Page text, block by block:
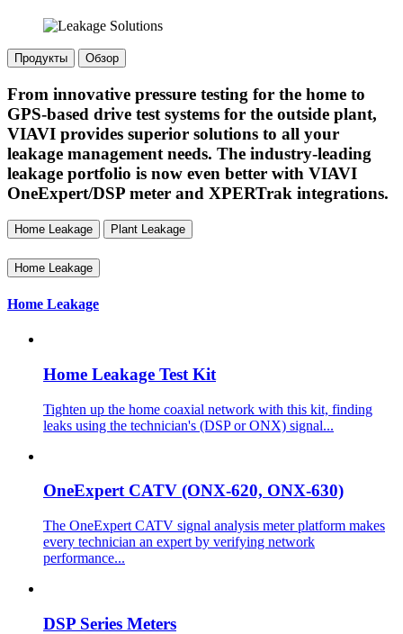
Продукты Обзор
From innovative pressure testing for the home to
GPS-based drive test systems for the outside plant,
VIAVI provides superior solutions to all your
leakage management needs. The industry-leading
leakage portfolio is now even better with VIAVI
OneExpert/DSP meter and XPERTrak integrations.
Home Leakage Plant Leakage
Home Leakage
Home Leakage
Home Leakage Test Kit
Tighten up the home coaxial network with this kit, finding
leaks using the technician's (DSP or ONX) signal...
OneExpert CATV (ONX-620, ONX-630)
The OneExpert CATV signal analysis meter platform makes
every technician an expert by verifying network
performance...
DSP Series Meters